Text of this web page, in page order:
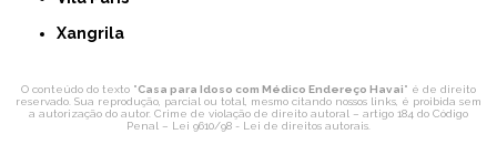
Xangrila
O conteúdo do texto "Casa para Idoso com Médico Endereço Havai" é de direito
reservado. Sua reprodução, parcial ou total, mesmo citando nossos links, é proibida sem
a autorização do autor. Crime de violação de direito autoral – artigo 184 do Código
Penal – Lei 9610/98 - Lei de direitos autorais